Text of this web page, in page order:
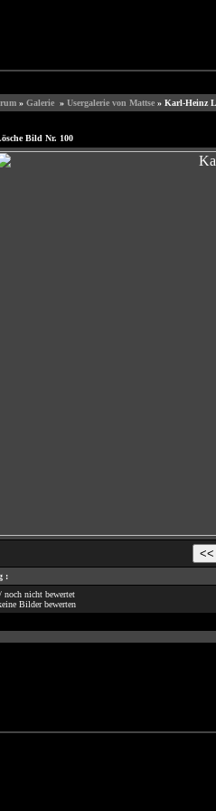
» Galerie» Usergalerie von Mattse» Karl-Heinz
Bild Nr. 100
:
noch nicht bewertet
Bilder bewerten